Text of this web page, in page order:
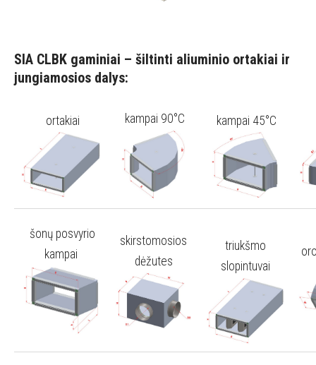
SIA CLBK gaminiai – šiltinti aliuminio ortakiai ir
jungiamosios dalys:
ortakiai kampai 90°C kampai 45°C
šonų posvyrio
kampai
skirstomosios
dėžutes
triukšmo
slopintuvai